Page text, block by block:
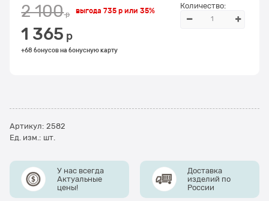
2 100 р
1 365 р
выгода 735 рили 35%
+68 бонусов на бонусную карту
Количество:
Артикул: 2582
Ед. изм.: шт.
У нас всегда
Актуальные
цены!
Доставка
изделий по
России